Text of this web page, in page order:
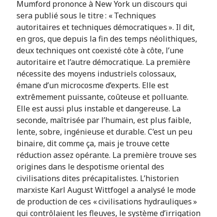
Mumford prononce à New York un discours qui
sera publié sous le titre : « Techniques
autoritaires et techniques démocratiques ». Il dit,
en gros, que depuis la fin des temps néolithiques,
deux techniques ont coexisté côte à côte, l’une
autoritaire et l’autre démocratique. La première
nécessite des moyens industriels colossaux,
émane d’un microcosme d’experts. Elle est
extrêmement puissante, coûteuse et polluante.
Elle est aussi plus instable et dangereuse. La
seconde, maîtrisée par l’humain, est plus faible,
lente, sobre, ingénieuse et durable. C’est un peu
binaire, dit comme ça, mais je trouve cette
réduction assez opérante. La première trouve ses
origines dans le despotisme oriental des
civilisations dites précapitalistes. L’historien
marxiste Karl August Wittfogel a analysé le mode
de production de ces « civilisations hydrauliques »
qui contrôlaient les fleuves, le système d’irrigation